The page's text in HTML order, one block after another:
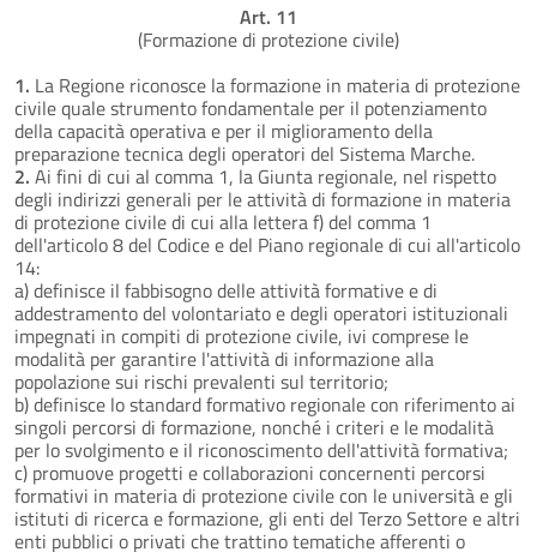
Art. 11
(Formazione di protezione civile)
1. La Regione riconosce la formazione in materia di protezione
civile quale strumento fondamentale per il potenziamento
della capacità operativa e per il miglioramento della
preparazione tecnica degli operatori del Sistema Marche.
2. Ai fini di cui al comma 1, la Giunta regionale, nel rispetto
degli indirizzi generali per le attività di formazione in materia
di protezione civile di cui alla lettera f) del comma 1
dell'articolo 8 del Codice e del Piano regionale di cui all'articolo
14:
a) definisce il fabbisogno delle attività formative e di
addestramento del volontariato e degli operatori istituzionali
impegnati in compiti di protezione civile, ivi comprese le
modalità per garantire l'attività di informazione alla
popolazione sui rischi prevalenti sul territorio;
b) definisce lo standard formativo regionale con riferimento ai
singoli percorsi di formazione, nonché i criteri e le modalità
per lo svolgimento e il riconoscimento dell'attività formativa;
c) promuove progetti e collaborazioni concernenti percorsi
formativi in materia di protezione civile con le università e gli
istituti di ricerca e formazione, gli enti del Terzo Settore e altri
enti pubblici o privati che trattino tematiche afferenti o